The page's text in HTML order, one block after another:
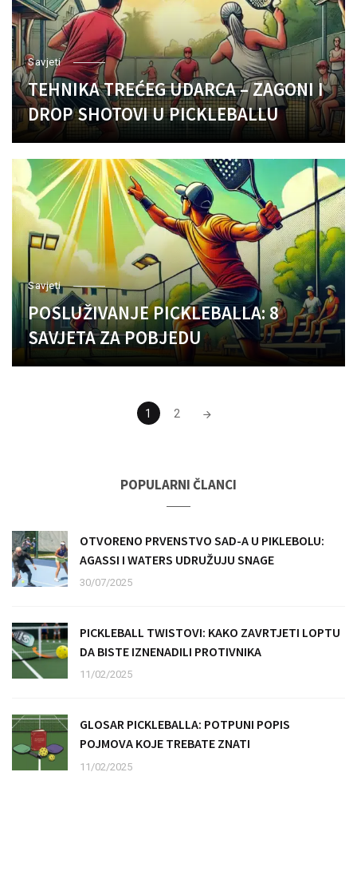
Savjeti
TEHNIKA TREĆEG UDARCA – ZAGONI I
DROP SHOTOVI U PICKLEBALLU
Savjeti
POSLUŽIVANJE PICKLEBALLA: 8
SAVJETA ZA POBJEDU
1 2
POPULARNI ČLANCI
OTVORENO PRVENSTVO SAD-A U PIKLEBOLU:
AGASSI I WATERS UDRUŽUJU SNAGE
30/07/2025
PICKLEBALL TWISTOVI: KAKO ZAVRTJETI LOPTU
DA BISTE IZNENADILI PROTIVNIKA
11/02/2025
GLOSAR PICKLEBALLA: POTPUNI POPIS
POJMOVA KOJE TREBATE ZNATI
11/02/2025